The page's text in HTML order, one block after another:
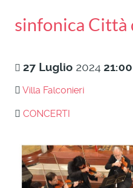
sinfonica Città
27 Luglio 2024 21:00
Villa Falconieri
CONCERTI